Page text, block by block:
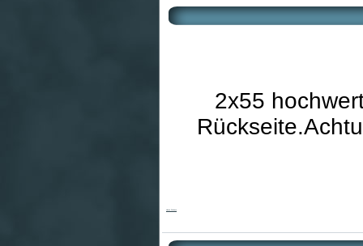
2x55
Vienna Patience